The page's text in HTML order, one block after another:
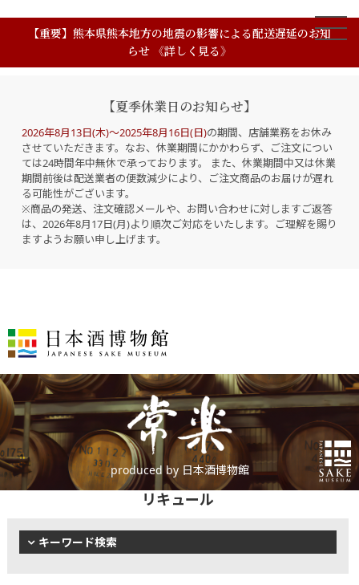
【重要】熊本県熊本地方の地震の影響による配送遅延のお知
らせ 《詳しく見る》
【夏季休業日のお知らせ】
2026年8月13日(木)～2025年8月16日(日)の期間、店舗業務をお休み
させていただきます。なお、休業期間にかかわらず、ご注文につい
ては24時間年中無休で承っております。 また、休業期間中又は休業
期間前後は配送業者の便数減少により、ご注文商品のお届けが遅れ
る可能性がございます。
※商品の発送、注文確認メールや、お問い合わせに対しますご返答
は、2026年8月17日(月)より順次ご対応をいたします。ご理解を賜り
ますようお願い申し上げます。
produced by 日本酒博物館
リキュール
キーワード検索